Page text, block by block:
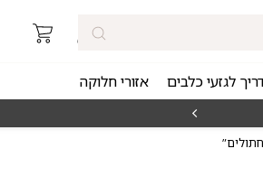
לגזעי כלבים אזורי חלוקה